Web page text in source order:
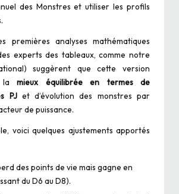
des Monstres et utiliser les profils
premières analyses mathématiques
experts des tableaux, comme notre
suggèrent que cette version
lamieux équilibrée en termes de
PJet d’évolution des monstres par
de puissance.
voici quelques ajustements apportés
des points de vie mais gagne en
du D6 au D8).